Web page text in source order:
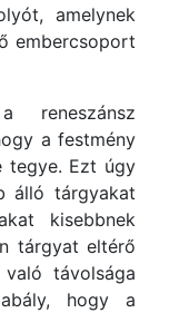
amelynek
embercsoport
reneszánsz
a festmény
tegye. Ezt úgy
álló tárgyakat
kisebbnek
tárgyat eltérő
távolsága
hogy a